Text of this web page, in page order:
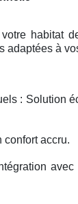
habitat
adaptées à
: Solution
confort accru.